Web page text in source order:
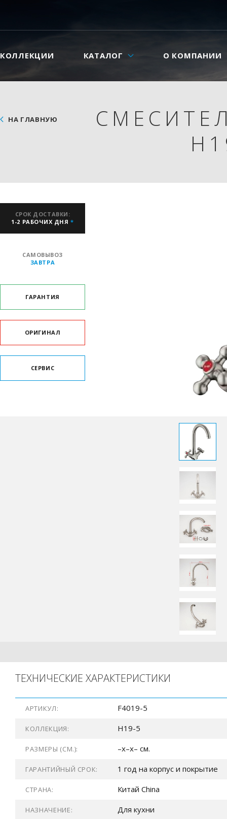
КОЛЛЕКЦИИ КАТАЛОГ О КОМПАНИИ
НА ГЛАВНУЮ
СРОК ДОСТАВКИ:
1-2 РАБОЧИХ ДНЯ*
САМОВЫВОЗ
ЗАВТРА
ГАРАНТИЯ
ОРИГИНАЛ
СЕРВИС
ТЕХНИЧЕСКИЕ ХАРАКТЕРИСТИКИ
АРТИКУЛ: F4019-5
КОЛЛЕКЦИЯ: H19-5
РАЗМЕРЫ (СМ.): –x–x– см.
ГАРАНТИЙНЫЙ СРОК: 1 год на корпус и покрытие
СТРАНА: Китай China
НАЗНАЧЕНИЕ: Для кухни